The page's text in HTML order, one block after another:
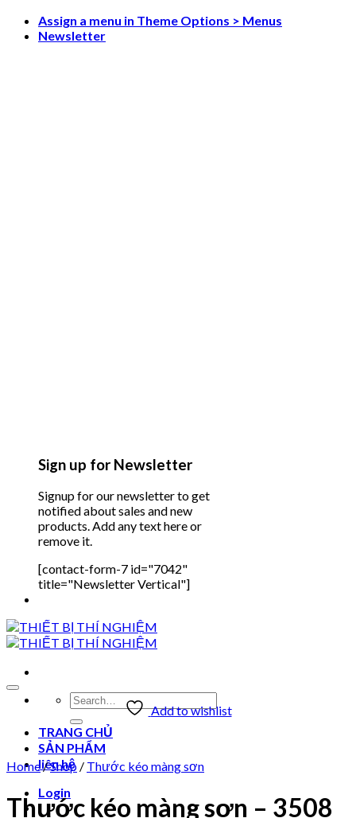
Skip
Assign a menu in Theme Options > Menus
Newsletter
Sign up for Newsletter
Signup for our newsletter to get
notified about sales and new
products. Add any text here or
remove it.
[contact-form-7 id="7042"
title="Newsletter Vertical"]
Search
for:
TRANG CHỦ
SẢN PHẨM
liên hệ
Login
Add to wishlist
Home/Shop / Thước kéo màng sơn
Thước kéo màng sơn – 3508